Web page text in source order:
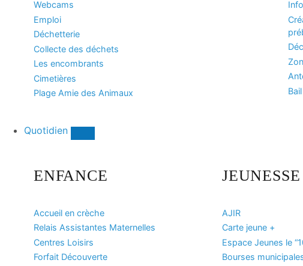
Webcams
Emploi
Déchetterie
Collecte des déchets
Les encombrants
Cimetières
Plage Amie des Animaux
Quotidien
ENFANCE
Accueil en crèche
Relais Assistantes Maternelles
Centres Loisirs
Forfait Découverte
JEUNESSE
AJIR
Carte jeune +
Espace Jeunes le
Bourses